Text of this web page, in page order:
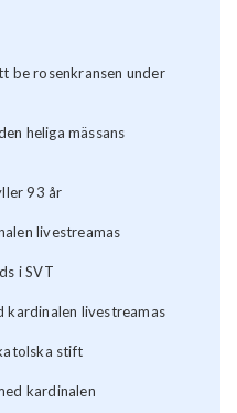
be rosenkransen under
heliga mässans
93 år
livestreamas
i SVT
kardinalen livestreamas
stift
kardinalen